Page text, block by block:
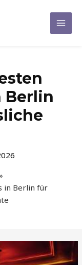
Main
Berlin
in Berlin für